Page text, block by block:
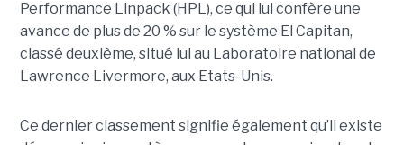
Performance Linpack (HPL), ce qui lui confère une
avance de plus de 20 % sur le système El Capitan,
classé deuxième, situé lui au Laboratoire national de
Lawrence Livermore, aux Etats-Unis.
Ce dernier classement signifie également qu’il existe